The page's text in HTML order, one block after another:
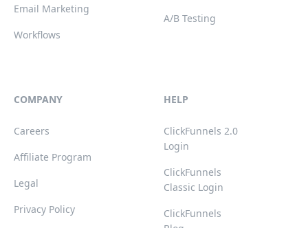
Email Marketing
Workflows
A/B Testing
COMPANY
Careers
Affiliate Program
Legal
Privacy Policy
HELP
ClickFunnels 2.0
Login
ClickFunnels
Classic Login
ClickFunnels